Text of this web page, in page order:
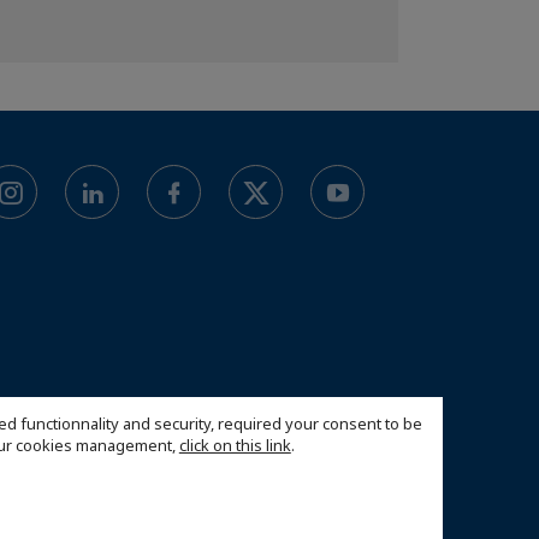
functionnality and security, required your consent to be
cookies management,click on this link.